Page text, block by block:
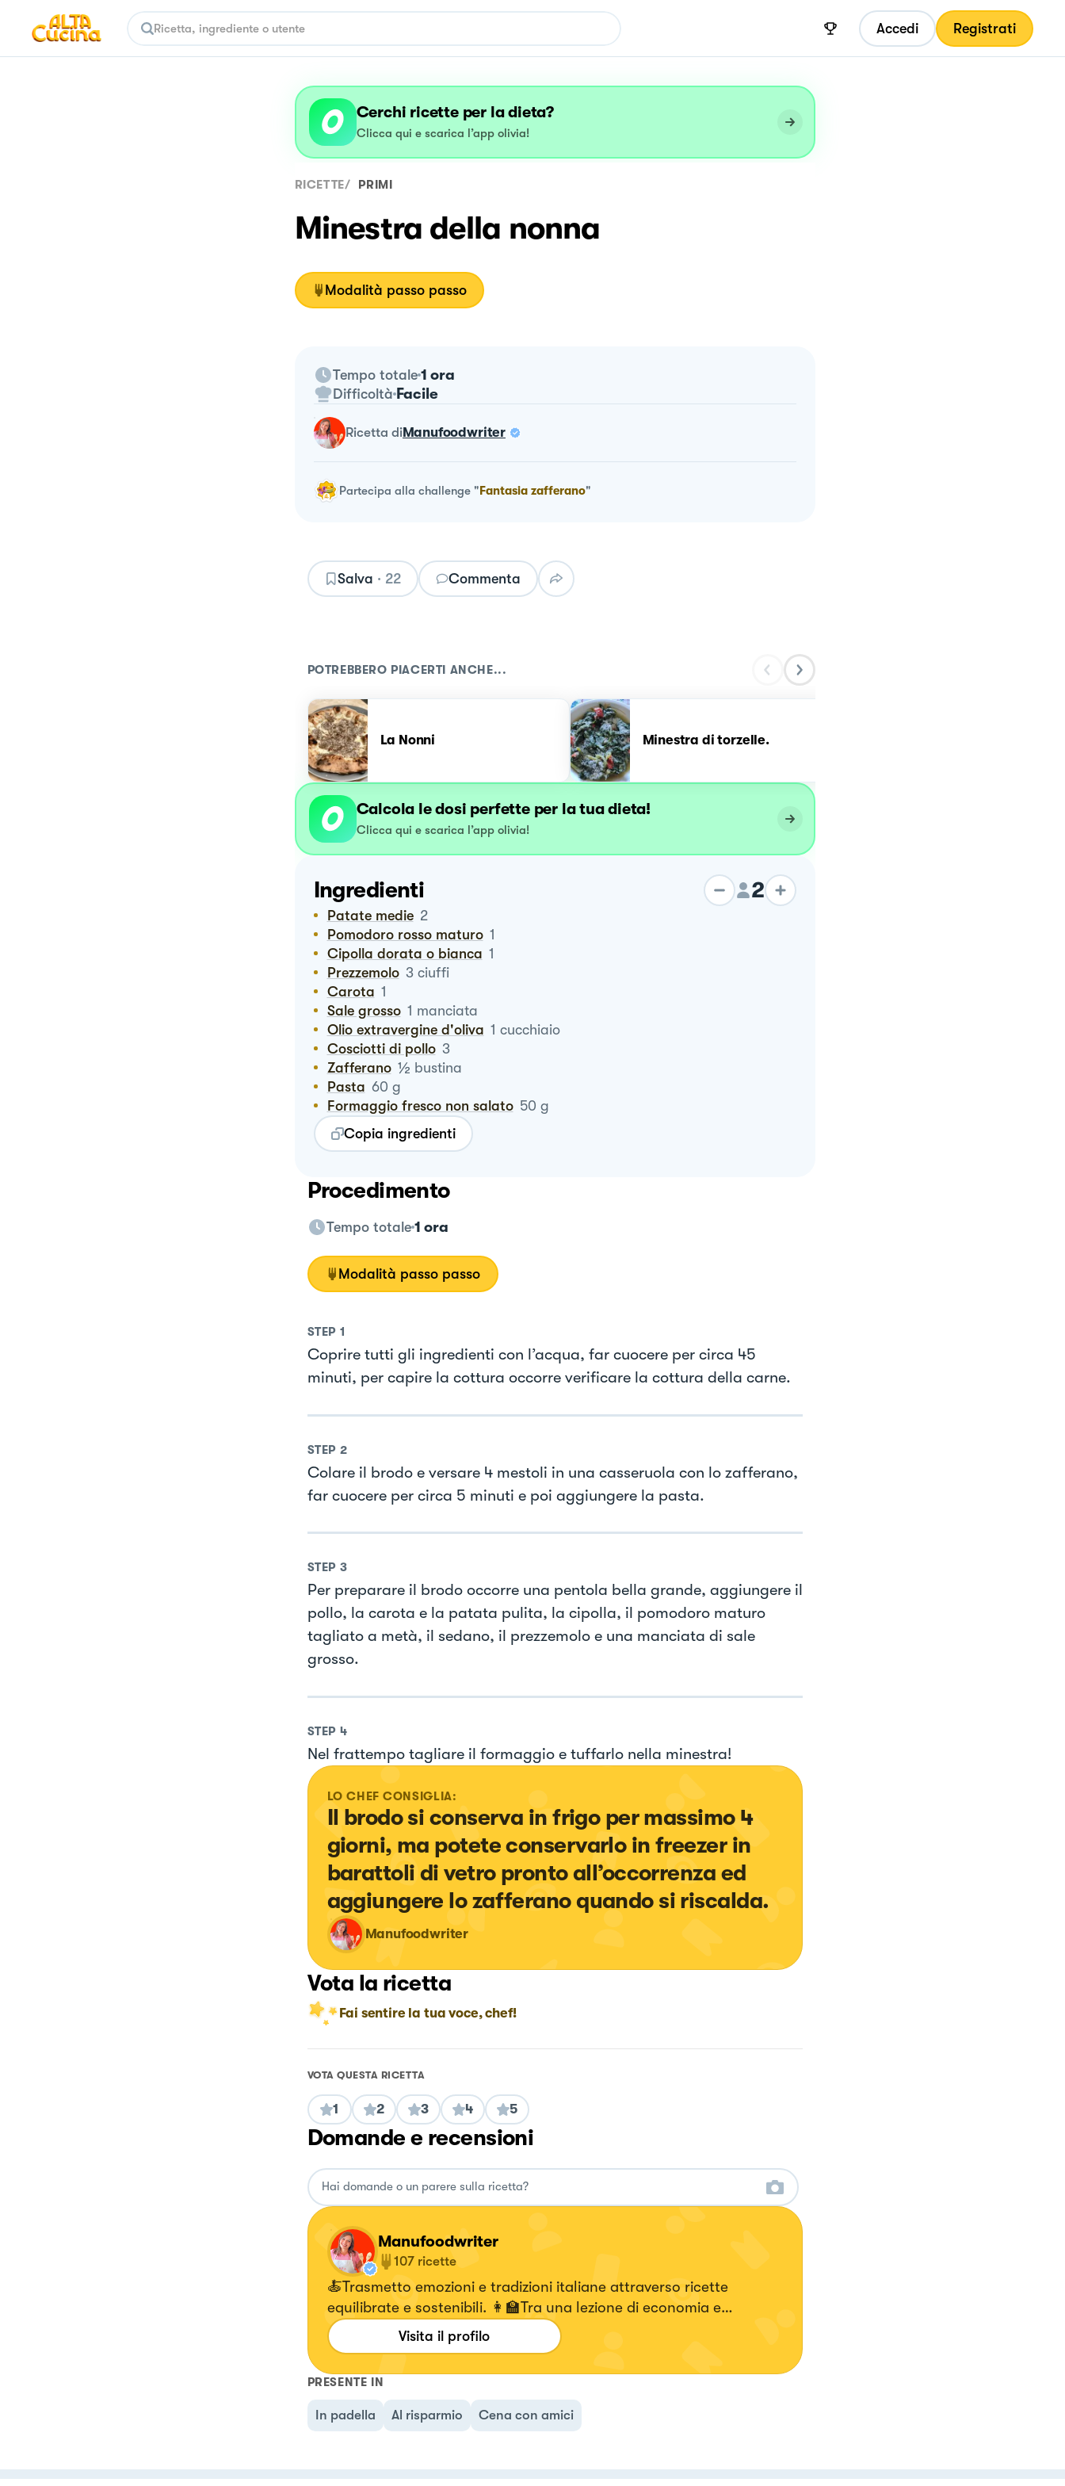
Accedi Registrati
Cerchi ricette per la dieta?
Clicca qui e scarica l’app olivia!
RICETTE/ PRIMI
Minestra della nonna
Modalità passo passo
Tempo totale 1 ora
Difficoltà Facile
ricetta diManufoodwriter
Partecipa alla challenge"Fantasia zafferano"
Salva · 22 Commenta
POTREBBERO PIACERTI ANCHE...
La Nonni Minestra di torzelle.
Calcola le dosi perfette per la tua dieta!
Clicca qui e scarica l’app olivia!
Ingredienti 2
Patate medie 2
Pomodoro rosso maturo 1
Cipolla dorata o bianca 1
Prezzemolo 3 ciuffi
Carota 1
Sale grosso 1 manciata
Olio extravergine d'oliva 1 cucchiaio
Cosciotti di pollo 3
Zafferano ½ bustina
Pasta 60 g
Formaggio fresco non salato 50 g
Copia ingredienti
Procedimento
Tempo totale 1 ora
Modalità passo passo
STEP 1
Coprire tutti gli ingredienti con l’acqua, far cuocere per circa 45
minuti, per capire la cottura occorre verificare la cottura della carne.
STEP 2
Colare il brodo e versare 4 mestoli in una casseruola con lo zafferano,
far cuocere per circa 5 minuti e poi aggiungere la pasta.
STEP 3
Per preparare il brodo occorre una pentola bella grande, aggiungere il
pollo, la carota e la patata pulita, la cipolla, il pomodoro maturo
tagliato a metà, il sedano, il prezzemolo e una manciata di sale
grosso.
STEP 4
Nel frattempo tagliare il formaggio e tuffarlo nella minestra!
LO CHEF CONSIGLIA:
Il brodo si conserva in frigo per massimo 4
giorni, ma potete conservarlo in freezer in
barattoli di vetro pronto all’occorrenza ed
aggiungere lo zafferano quando si riscalda.
Manufoodwriter
Vota la ricetta
Fai sentire la tua voce, chef!
VOTA QUESTA RICETTA
1 2 3 4 5
Domande e recensioni
Manufoodwriter
107 ricette
🍝Trasmetto emozioni e tradizioni italiane attraverso ricette
equilibrate e sostenibili. 👩‍🏫Tra una lezione di economia e
marketing e una nuova creazione in cucina, esploro il mondo del
cibo con gusto e creatività.
Visita il profilo
PRESENTE IN
In padella Al risparmio Cena con amici